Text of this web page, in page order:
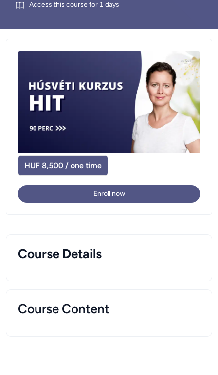
Access this course for 1 days
Course Details
Course Content
HUF 8,500 / one time
Enroll now